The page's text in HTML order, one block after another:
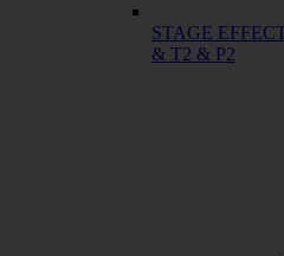
STAGE
& T2 & P2